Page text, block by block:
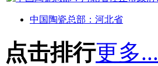
中国陶瓷总部：河北省
点击排行更多...